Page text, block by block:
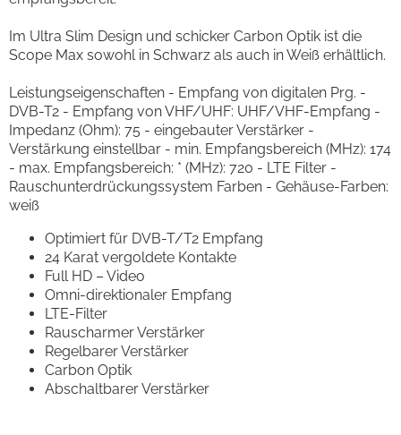
Im Ultra Slim Design und schicker Carbon Optik ist die
Scope Max sowohl in Schwarz als auch in Weiß erhältlich.
Leistungseigenschaften - Empfang von digitalen Prg. -
DVB-T2 - Empfang von VHF/UHF: UHF/VHF-Empfang -
Impedanz (Ohm): 75 - eingebauter Verstärker -
Verstärkung einstellbar - min. Empfangsbereich (MHz): 174
- max. Empfangsbereich: * (MHz): 720 - LTE Filter -
Rauschunterdrückungssystem Farben - Gehäuse-Farben:
weiß
Optimiert für DVB-T/T2 Empfang
24 Karat vergoldete Kontakte
Full HD – Video
Omni-direktionaler Empfang
LTE-Filter
Rauscharmer Verstärker
Regelbarer Verstärker
Carbon Optik
Abschaltbarer Verstärker